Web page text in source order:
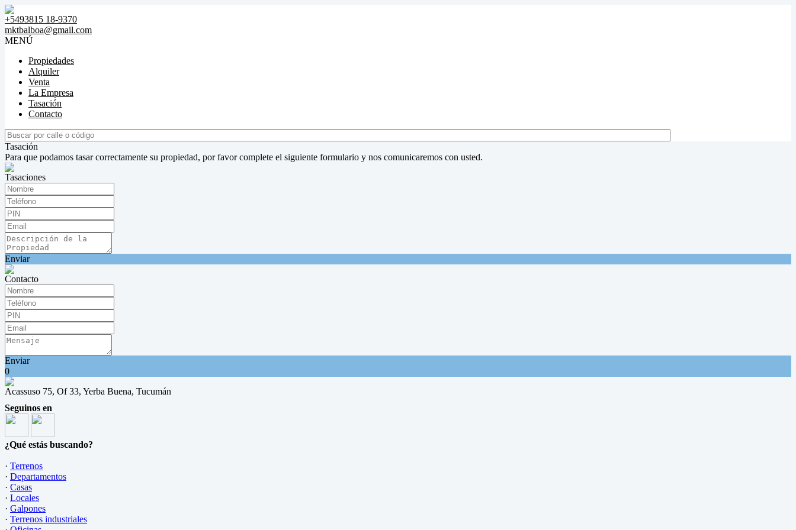
+5493815 18-9370
mktbalboa@gmail.com
MENÚ
Propiedades
Alquiler
Venta
La Empresa
Tasación
Contacto
Tasación
Para que podamos tasar correctamente su propiedad, por favor complete el siguiente formulario y nos comunicaremos con usted.
Tasaciones
Enviar
Contacto
Enviar
0
Acassuso 75, Of 33, Yerba Buena, Tucumán
Seguinos en
¿Qué estás buscando?
· Terrenos
· Departamentos
· Casas
· Locales
· Galpones
· Terrenos industriales